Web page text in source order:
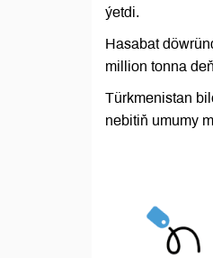
ýetdi.
Hasabat
million tonna
Türkmenistan
nebitiň umumy